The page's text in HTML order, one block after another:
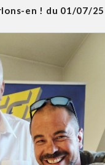
en ! du 01/07/25